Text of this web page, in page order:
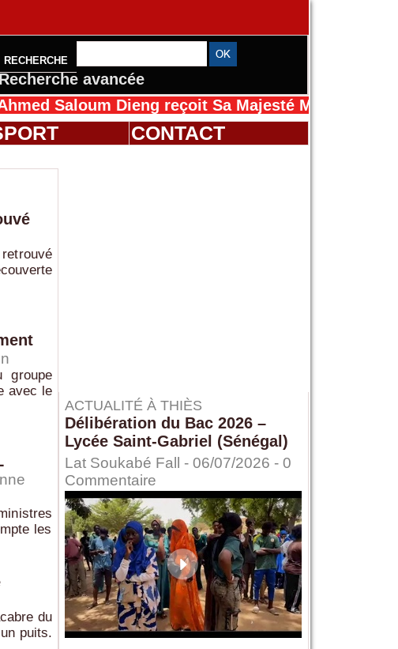
RECHERCHE
Recherche avancée
Saloum Dieng reçoit Sa Majesté Mansah Cissé au
CONTACT
groupe
avec le
les
du
puits.
ACTUALITÉ À THIÈS
Délibération du Bac 2026 –
Lycée Saint-Gabriel (Sénégal)
Lat Soukabé Fall - 06/07/2026 - 0
Commentaire